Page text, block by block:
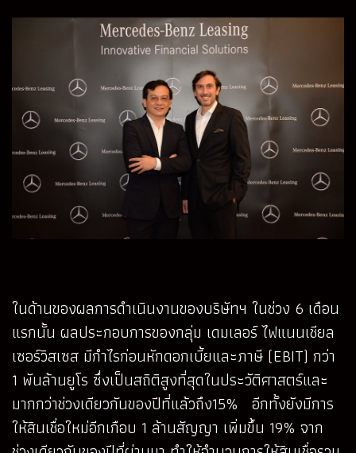
ในด้านของผลการดำเนินงานของบริษัทฯ ในช่วง 6 เดือน
แรกนั้น ผลประกอบการของกลุ่ม เดมเลอร์ ไฟแนนเชียล
เซอร์วิสเซส มีกำไรก่อนหักดอกเบี้ยและภาษี (EBIT) กว่า
1 พันล้านยูโร ซึ่งเป็นสถิติสูงที่สุดในประวัติศาสตร์และ
มากกว่าช่วงเดียวกันของปีที่แล้วถึง15% อีกทั้งยังมีการ
ให้สินเชื่อใหม่อีกเกือบ 1 ล้านสัญญา เพิ่มขึ้น 19% จาก